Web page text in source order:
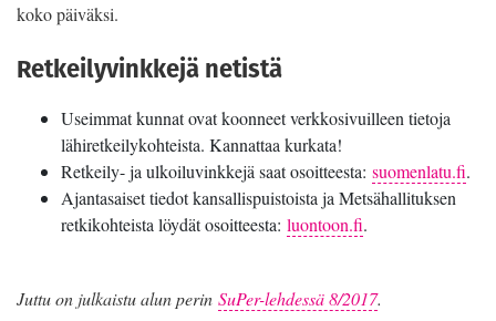
koko päiväksi.
Retkeilyvinkkejä netistä
Useimmat kunnat ovat koonneet verkkosivuilleen tietoja
lähiretkeilykohteista. Kannattaa kurkata!
Retkeily- ja ulkoiluvinkkejä saat osoitteesta: suomenlatu.fi.
Ajantasaiset tiedot kansallispuistoista ja Metsähallituksen
retkikohteista löydät osoitteesta: luontoon.fi.
Juttu on julkaistu alun perin SuPer-lehdessä 8/2017.